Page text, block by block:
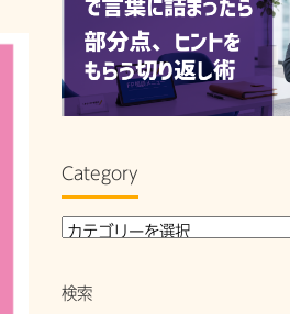
Category
検索